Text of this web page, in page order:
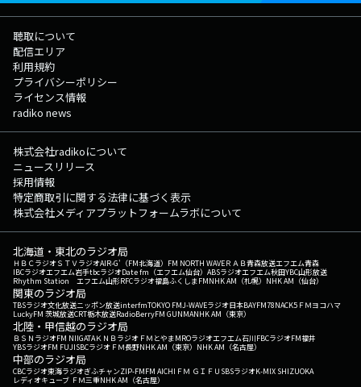
聴取について
配信エリア
利用規約
プライバシーポリシー
ライセンス情報
radiko news
株式会社radikoについて
ニュースリリース
採用情報
特定商取引に関する法律に基づく表示
株式会社メディアプラットフォームラボについて
北海道・東北のラジオ局
ＨＢＣラジオＳＴＶラジオAIR-G'（FM北海道） FM NORTH WAVEＲＡＢ青森放送エフエム青森
IBCラジオエフエム岩手tbcラジオDate fm（エフエム仙台） ABSラジオエフエム秋田YBC山形放送
Rhythm Station エフエム山形RFCラジオ福島ふくしまFMNHK AM（札幌） NHK AM（仙台）
関東のラジオ局
TBSラジオ文化放送ニッポン放送interfmTOKYO FMJ-WAVEラジオ日本BAYFM78NACK5 ＦＭヨコハマ
LuckyFM 茨城放送CRT栃木放送RadioBerryFM GUNMANHK AM（東京）
北陸・甲信越のラジオ局
ＢＳＮラジオFM NIIGATAＫＮＢラジオ ＦＭとやまMROラジオエフエム石川FBCラジオFM福井
YBSラジオFM FUJISBCラジオ ＦＭ長野NHK AM（東京） NHK AM（名古屋）
中部のラジオ局
CBCラジオ東海ラジオぎふチャンZIP-FMFM AICHI ＦＭ ＧＩＦＵ SBSラジオK-MIX SHIZUOKA
レディオキューブ ＦＭ三重NHK AM（名古屋）